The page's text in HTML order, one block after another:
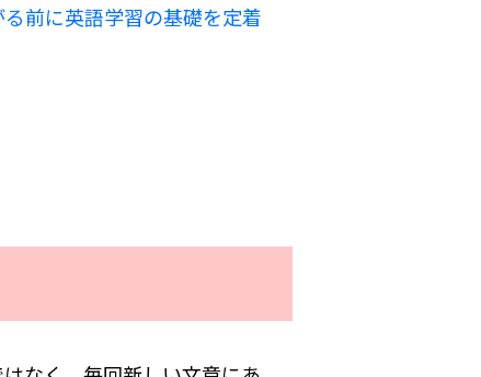
前に英語学習の基礎を定着